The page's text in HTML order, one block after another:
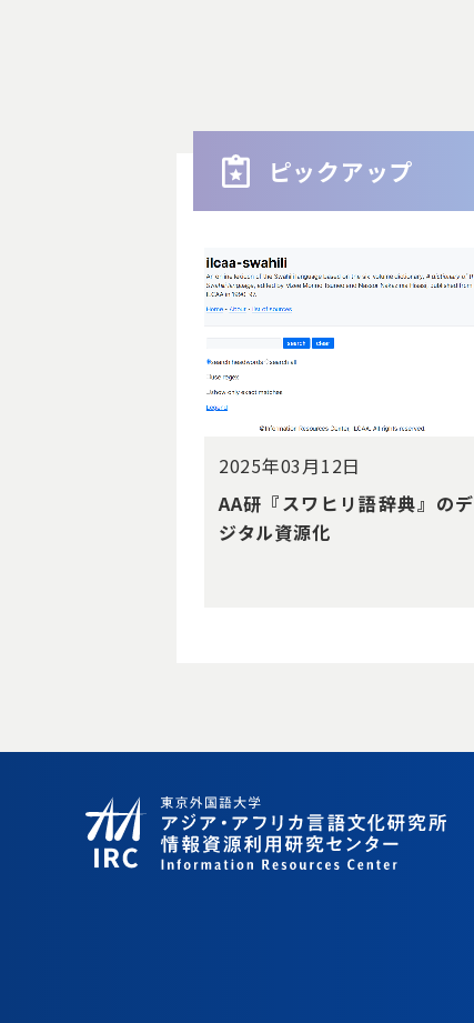
ピックアップ
2025年03月12日
AA研『スワヒリ語辞典』のデ
ジタル資源化